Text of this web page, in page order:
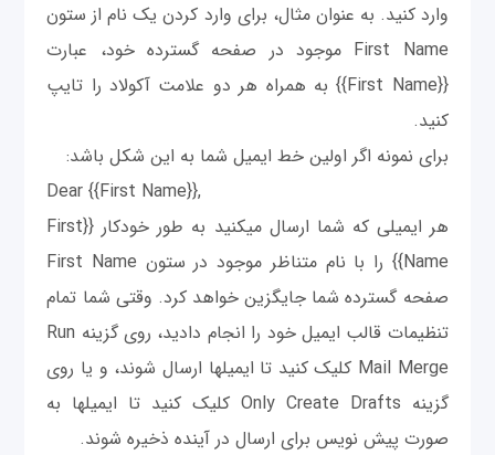
وارد کنید. به عنوان مثال، برای وارد کردن یک نام از ستون
First Name موجود در صفحه گسترده خود، عبارت
{{First Name}} به همراه هر دو علامت آکولاد را تایپ
کنید.
برای نمونه اگر اولین خط ای‎میل شما به این شکل باشد:
Dear {{First Name}},
هر ای‎میلی که شما ارسال می‎کنید به طور خودکار {{First
Name}} را با نام متناظر موجود در ستون First Name
صفحه گسترده شما جایگزین خواهد کرد. وقتی شما تمام
تنظیمات قالب ای‎میل خود را انجام دادید، روی گزينه Run
Mail Merge کلیک کنید تا ای‎میل‎ها ارسال شوند، و یا روی
گزينه Only Create Drafts کلیک کنید تا ای‎میل‎ها به
صورت پیش نویس برای ارسال در آینده ذخیره شوند.